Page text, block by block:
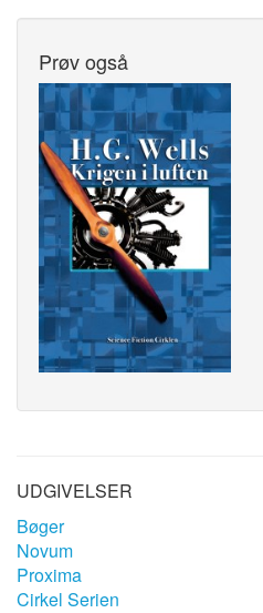
Prøv også
UDGIVELSER
Bøger
Novum
Proxima
Cirkel Serien